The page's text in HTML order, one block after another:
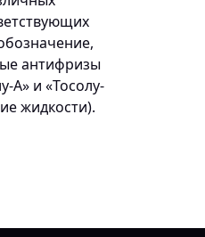
антифризы
А» и «Тосолу-
жидкости).